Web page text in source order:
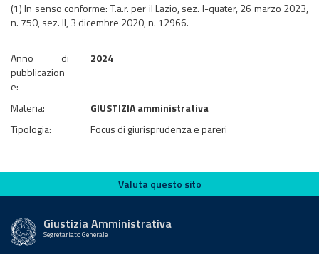
(1) In senso conforme: T.a.r. per il Lazio, sez. I-quater, 26 marzo 2023,
n. 750, sez. II, 3 dicembre 2020, n. 12966.
Anno di
pubblicazion
e:
2024
Materia:
GIUSTIZIA amministrativa
Tipologia:
Focus di giurisprudenza e pareri
Valuta questo sito
Valuta questo sito
Giustizia Amministrativa
Segretariato Generale